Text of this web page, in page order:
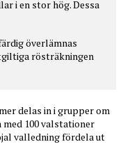
i en stor hög. Dessa
överlämnas
rösträkningen
delas in i grupper om
100 valstationer
valledning fördela ut